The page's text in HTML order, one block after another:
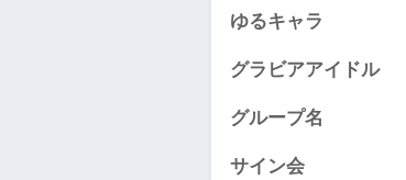
ゆるキャラ
グラビアアイドル
グループ名
サイン会